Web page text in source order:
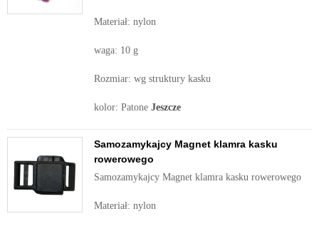
Materiał: nylon
waga: 10 g
Rozmiar: wg struktury kasku
kolor: Patone Jeszcze
Samozamykajcy Magnet klamra kasku
rowerowego
Samozamykajcy Magnet klamra kasku rowerowego
Materiał: nylon